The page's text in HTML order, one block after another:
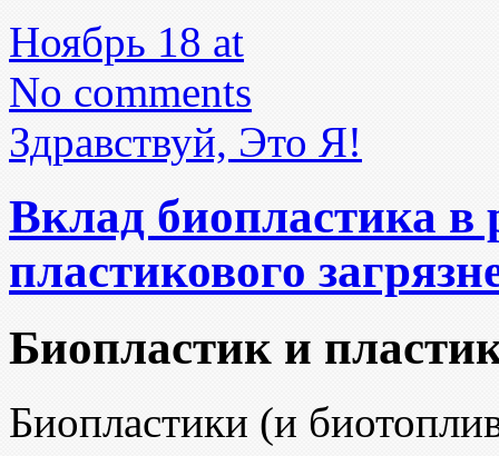
Ноябрь 18 at
No comments
Здравствуй, Это Я!
Вклад биопластика в
пластикового
Биопластик и
Биопластики (и